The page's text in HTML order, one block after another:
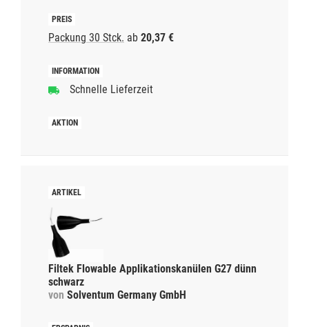
Packung 30 Stck. ab 20,37 €
Schnelle Lieferzeit
Filtek Flowable Applikationskanülen G27 dünn
schwarz
von Solventum Germany GmbH